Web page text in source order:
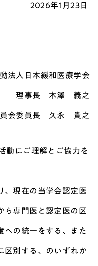
2026年1月23日
法人日本緩和医療学会
理事長 木澤 義之
員会委員長 久永 貴之
にご理解とご協力を
現在の当学会認定医
ら専門医と認定医の区
への統一をする、また
区別する、のいずれか